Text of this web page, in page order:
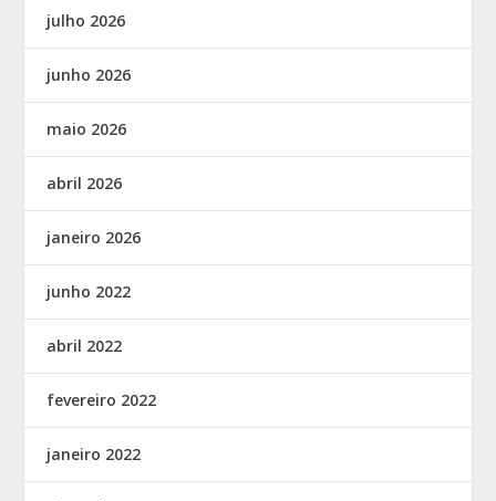
julho 2026
junho 2026
maio 2026
abril 2026
janeiro 2026
junho 2022
abril 2022
fevereiro 2022
janeiro 2022